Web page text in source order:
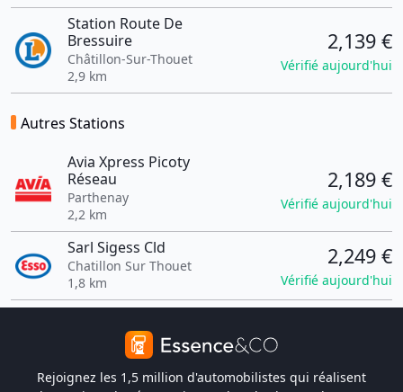
Station Route De
Bressuire
Châtillon-Sur-Thouet
2,9 km
2,139 €
Vérifié aujourd'hui
Autres Stations
Avia Xpress Picoty
Réseau
Parthenay
2,2 km
2,189 €
Vérifié aujourd'hui
Sarl Sigess Cld
Chatillon Sur Thouet
1,8 km
2,249 €
Vérifié aujourd'hui
Rejoignez les 1,5 million d'automobilistes qui réalisent